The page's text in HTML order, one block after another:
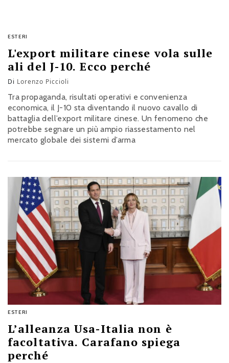
ESTERI
L'export militare cinese vola sulle
ali del J-10. Ecco perché
Di Lorenzo Piccioli
Tra propaganda, risultati operativi e convenienza
economica, il J-10 sta diventando il nuovo cavallo di
battaglia dell’export militare cinese. Un fenomeno che
potrebbe segnare un più ampio riassestamento nel
mercato globale dei sistemi d’arma
ESTERI
L’alleanza Usa-Italia non è
facoltativa. Carafano spiega
perché